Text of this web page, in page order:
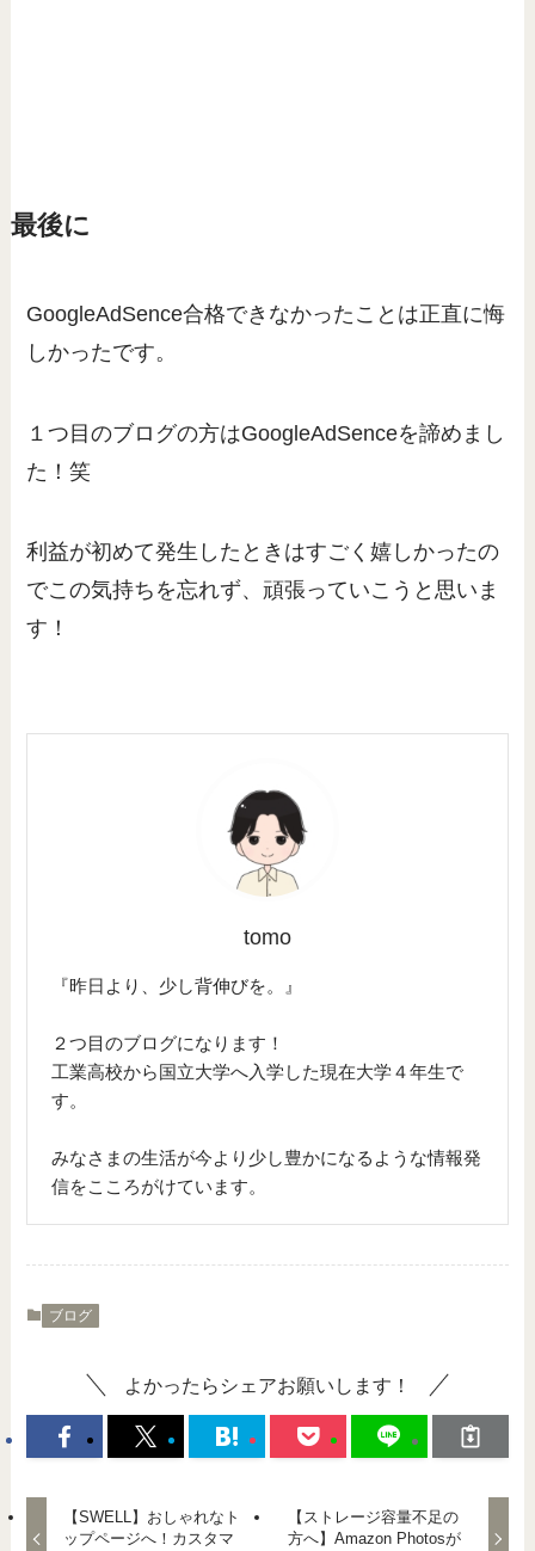
最後に
GoogleAdSence合格できなかったことは正直に悔
しかったです。
１つ目のブログの方はGoogleAdSenceを諦めまし
た！笑
利益が初めて発生したときはすごく嬉しかったの
でこの気持ちを忘れず、頑張っていこうと思いま
す！
tomo
『昨日より、少し背伸びを。』
２つ目のブログになります！
工業高校から国立大学へ入学した現在大学４年生で
す。
みなさまの生活が今より少し豊かになるような情報発
信をこころがけています。
ブログ
よかったらシェアお願いします！
【SWELL】おしゃれなト
ップページへ！カスタマ
【ストレージ容量不足の
方へ】Amazon Photosが